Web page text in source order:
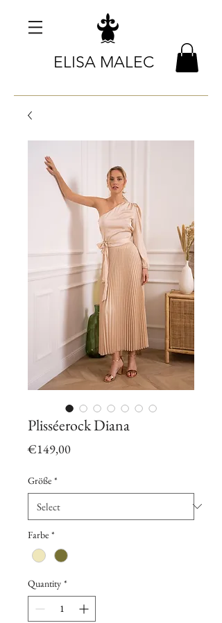
ELISA MALEC
Plisséerock Diana
€149,00Price
Größe *
Farbe *
Quantity *